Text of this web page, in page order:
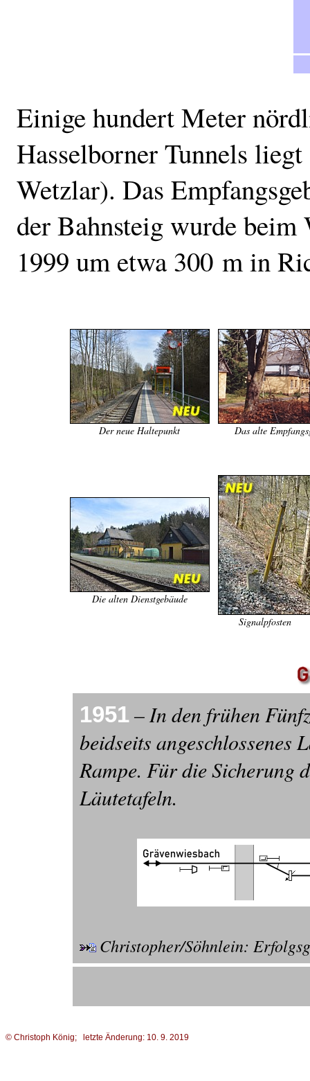
Einige hundert Meter
Hasselborner Tunnels
Wetzlar). Das
der Bahnsteig wurde beim
1999 um etwa 300 m in
Der neue Haltepunkt Das alte
Die alten Dienstgebäude
Signalpfosten
1951– In den frühen
beidseits angeschlossenes
Rampe. Für die Sicherung
Läutetafeln.
Christopher/Söhnlein:
© Christoph König; letzte Änderung: 10. 9. 2019